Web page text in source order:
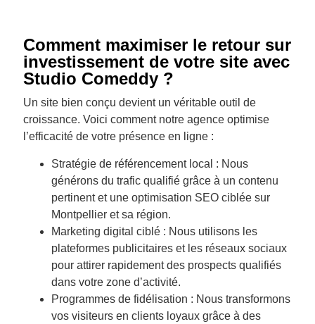
Comment maximiser le retour sur
investissement de votre site avec
Studio Comeddy ?
Un site bien conçu devient un véritable outil de
croissance. Voici comment notre agence optimise
l’efficacité de votre présence en ligne :
Stratégie de référencement local : Nous
générons du trafic qualifié grâce à un contenu
pertinent et une optimisation SEO ciblée sur
Montpellier et sa région.
Marketing digital ciblé : Nous utilisons les
plateformes publicitaires et les réseaux sociaux
pour attirer rapidement des prospects qualifiés
dans votre zone d’activité.
Programmes de fidélisation : Nous transformons
vos visiteurs en clients loyaux grâce à des